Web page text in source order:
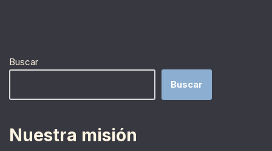
Buscar
Buscar
Nuestra misión